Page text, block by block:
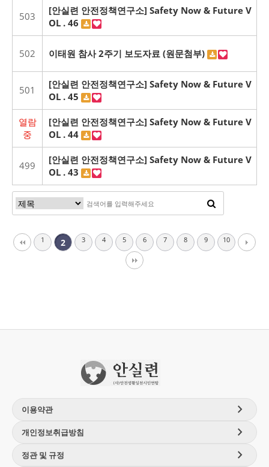
503
[안실련 안전정책연구소] Safety Now & Future V
OL . 46
502 이태원 참사 2주기 보도자료 (원문첨부)
501
[안실련 안전정책연구소] Safety Now & Future V
OL . 45
열람
중
[안실련 안전정책연구소] Safety Now & Future V
OL . 44
499
[안실련 안전정책연구소] Safety Now & Future V
OL . 43
1 2 3 4 5 6 7 8 9 10
이용약관 chevron_right
개인정보취급방침 chevron_right
정관 및 규정 chevron_right